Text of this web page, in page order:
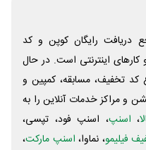
دریافت رایگان کوپن و کد
اینترنتی است. در حال
کد تخفیف، مسابقه، کمپین و
و مراکز خدمات آنلاین را به
، اسنپ، اسنپ فود، تپسی،
فیلیمو، نماوا، اسنپ مارکت،